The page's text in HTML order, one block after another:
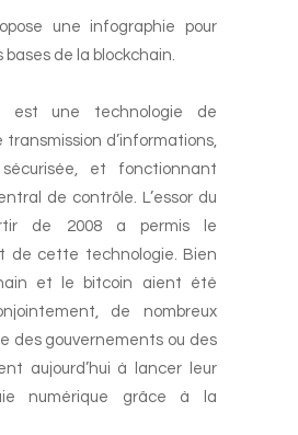
une infographie pour
de la blockchain.
est une technologie de
d’informations,
et fonctionnant
de contrôle. L’essor du
de 2008 a permis le
de cette technologie. Bien
et le bitcoin aient été
de nombreux
des gouvernements ou des
aujourd’hui à lancer leur
numérique grâce à la